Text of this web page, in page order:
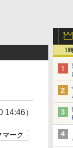
1
14:46）
マーク